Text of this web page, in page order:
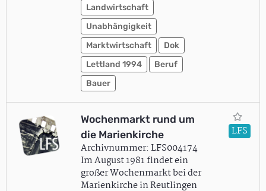
Landwirtschaft
Unabhängigkeit
Marktwirtschaft
Dok
Lettland 1994
Beruf
Bauer
Wochenmarkt rund um
die Marienkirche
Archivnummer: LFS004174
Im August 1981 findet ein
großer Wochenmarkt bei der
Marienkirche in Reutlingen
LFS